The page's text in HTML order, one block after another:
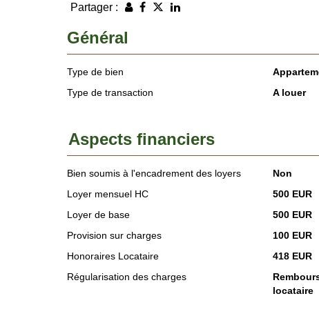
Partager :
Général
Type de bien
Type de transaction
A louer
Aspects financiers
Bien soumis à l'encadrement des loyers
Non
Loyer mensuel HC
500 EUR
Loyer de base
500 EUR
Provision sur charges
100 EUR
Honoraires Locataire
418 EUR
Régularisation des charges
locataire